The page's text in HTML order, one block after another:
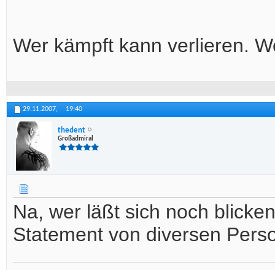
Wer kämpft kann verlieren.
29.11.2007, 19:40
thedent
Großadmiral
Na, wer läßt sich noch
Statement von diversen